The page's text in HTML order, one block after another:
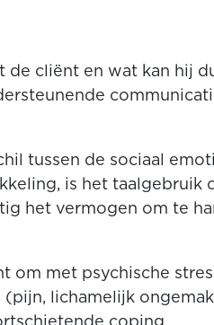
de cliënt en wat kan hij
tussen de sociaal
is het taalgebruik
het vermogen om te
om met psychische
lichamelijk